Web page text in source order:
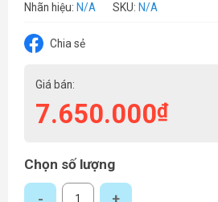
Nhãn hiệu: N/A SKU: N/A
Chia sẻ
Giá bán:
7.650.000₫
Chọn số lượng
Máy giặt LG Inverter 11 kg TH2111SSAL